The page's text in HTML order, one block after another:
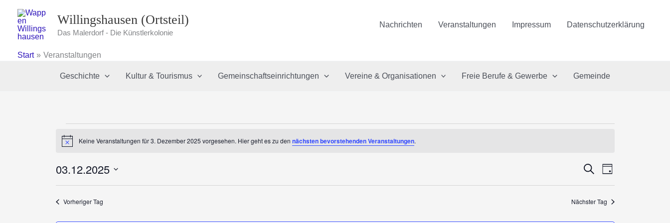
Inhalt
springen
Willingshausen (Ortsteil)
Das Malerdorf - Die Künstlerkolonie
Nachrichten Veranstaltungen Impressum Datenschutzerklärung
Start Veranstaltungen
Geschichte Kultur & Tourismus Gemeinschaftseinrichtungen Vereine & Organisationen Freie Berufe & Gewerbe Gemeinde
Dezember
HinweisKeine Veranstaltungen für 3. Dezember 2025 vorgesehen. Hier geht es zu den nächsten bevorstehenden Veranstaltungen.
Veranstaltungen
Ansichten,
SucheVeranstaltung
Tag
03.12.2025
Vorheriger Tag Nächster Tag